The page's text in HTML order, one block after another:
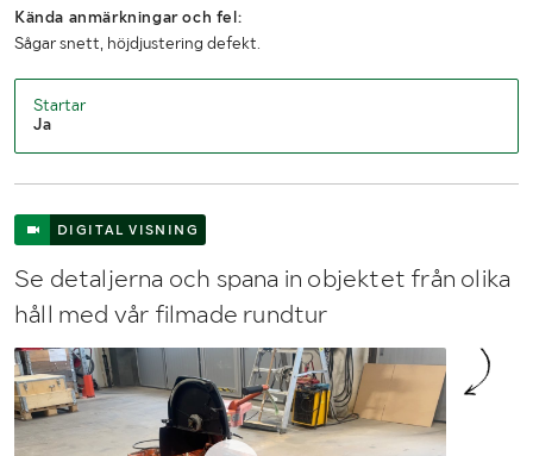
Kända anmärkningar och fel:
Sågar snett, höjdjustering defekt.
Startar
Ja
DIGITAL VISNING
Se detaljerna och spana in objektet från olika
håll med vår filmade rundtur